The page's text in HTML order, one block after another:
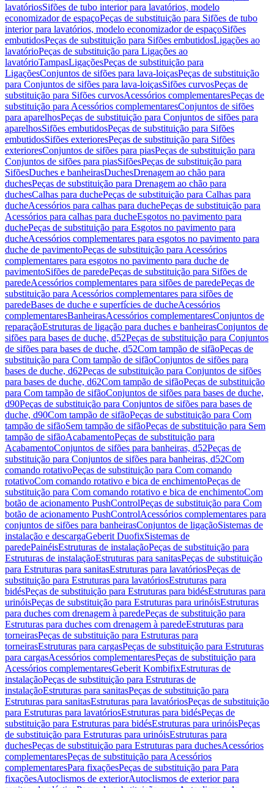
lavatóriosSifões de tubo interior para lavatórios, modelo
economizador de espaçoPeças de substituição para Sifões de tubo
interior para lavatórios, modelo economizador de espaçoSifões
embutidosPeças de substituição para Sifões embutidosLigações ao
lavatórioPeças de substituição para Ligações ao
lavatórioTampasLigaçõesPeças de substituição para
LigaçõesConjuntos de sifões para lava-loiçasPeças de substituição
para Conjuntos de sifões para lava-loiçasSifões curvosPeças de
substituição para Sifões curvosAcessórios complementaresPeças de
substituição para Acessórios complementaresConjuntos de sifões
para aparelhosPeças de substituição para Conjuntos de sifões para
aparelhosSifões embutidosPeças de substituição para Sifões
embutidosSifões exterioresPeças de substituição para Sifões
exterioresConjuntos de sifões para piasPeças de substituição para
Conjuntos de sifões para piasSifõesPeças de substituição para
SifõesDuches e banheirasDuchesDrenagem ao chão para
duchesPeças de substituição para Drenagem ao chão para
duchesCalhas para duchePeças de substituição para Calhas para
ducheAcessórios para calhas para duchePeças de substituição para
Acessórios para calhas para ducheEsgotos no pavimento para
duchePeças de substituição para Esgotos no pavimento para
ducheAcessórios complementares para esgotos no pavimento para
duche de pavimentoPeças de substituição para Acessórios
complementares para esgotos no pavimento para duche de
pavimentoSifões de paredePeças de substituição para Sifões de
paredeAcessórios complementares para sifões de paredePeças de
substituição para Acessórios complementares para sifões de
paredeBases de duche e superfícies de ducheAcessórios
complementaresBanheirasAcessórios complementaresConjuntos de
reparaçãoEstruturas de ligação para duches e banheirasConjuntos de
sifões para bases de duche, d52Peças de substituição para Conjuntos
de sifões para bases de duche, d52Com tampão de sifãoPeças de
substituição para Com tampão de sifãoConjuntos de sifões para
bases de duche, d62Peças de substituição para Conjuntos de sifões
para bases de duche, d62Com tampão de sifãoPeças de substituição
para Com tampão de sifãoConjuntos de sifões para bases de duche,
d90Peças de substituição para Conjuntos de sifões para bases de
duche, d90Com tampão de sifãoPeças de substituição para Com
tampão de sifãoSem tampão de sifãoPeças de substituição para Sem
tampão de sifãoAcabamentoPeças de substituição para
AcabamentoConjuntos de sifões para banheiras, d52Peças de
substituição para Conjuntos de sifões para banheiras, d52Com
comando rotativoPeças de substituição para Com comando
rotativoCom comando rotativo e bica de enchimentoPeças de
substituição para Com comando rotativo e bica de enchimentoCom
botão de acionamento PushControlPeças de substituição para Com
botão de acionamento PushControlAcessórios complementares para
conjuntos de sifões para banheirasConjuntos de ligaçãoSistemas de
instalação e descargaGeberit DuofixSistemas de
paredePainéisEstruturas de instalaçãoPeças de substituição para
Estruturas de instalaçãoEstruturas para sanitasPeças de substituição
para Estruturas para sanitasEstruturas para lavatóriosPeças de
substituição para Estruturas para lavatóriosEstruturas para
bidésPeças de substituição para Estruturas para bidésEstruturas para
urinóisPeças de substituição para Estruturas para urinóisEstruturas
para duches com drenagem à paredePeças de substituição para
Estruturas para duches com drenagem à paredeEstruturas para
torneirasPeças de substituição para Estruturas para
torneirasEstruturas para cargasPeças de substituição para Estruturas
para cargasAcessórios complementaresPeças de substituição para
Acessórios complementaresGeberit KombifixEstruturas de
instalaçãoPeças de substituição para Estruturas de
instalaçãoEstruturas para sanitasPeças de substituição para
Estruturas para sanitasEstruturas para lavatóriosPeças de substituição
para Estruturas para lavatóriosEstruturas para bidésPeças de
substituição para Estruturas para bidésEstruturas para urinóisPeças
de substituição para Estruturas para urinóisEstruturas para
duchesPeças de substituição para Estruturas para duchesAcessórios
complementaresPeças de substituição para Acessórios
complementaresPara fixaçõesPeças de substituição para Para
fixaçõesAutoclismos de exteriorAutoclismos de exterior para